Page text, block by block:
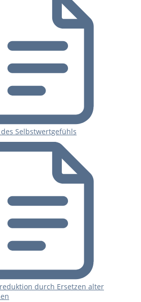
Selbstwertgefühls
durch Ersetzen alter